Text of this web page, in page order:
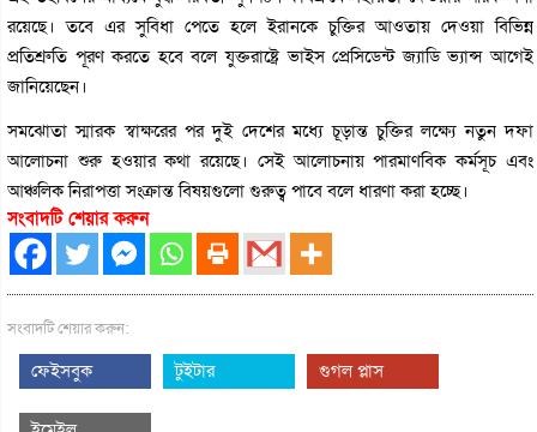
রয়েছে। তবে এর সুবিধা পেতে হলে ইরানকে চুক্তির আওতায় দেওয়া বিভিন্ন
প্রতিশ্রুতি পূরণ করতে হবে বলে যুক্তরাষ্ট্রে ভাইস প্রেসিডেন্ট জ্যাডি ভ্যান্স আগেই
জানিয়েছেন।
সমঝোতা স্মারক স্বাক্ষরের পর দুই দেশের মধ্যে চূড়ান্ত চুক্তির লক্ষ্যে নতুন দফা
আলোচনা শুরু হওয়ার কথা রয়েছে। সেই আলোচনায় পারমাণবিক কর্মসূচ এবং
আঞ্চলিক নিরাপত্তা সংক্রান্ত বিষয়গুলো গুরুত্ব পাবে বলে ধারণা করা হচ্ছে।
সংবাদটি শেয়ার করুন
সংবাদটি শেয়ার করুন:
ফেইসবুক টুইটার গুগল প্লাস